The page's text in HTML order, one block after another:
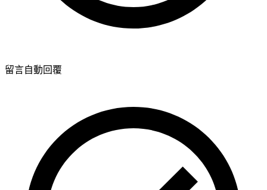
留言自動回覆